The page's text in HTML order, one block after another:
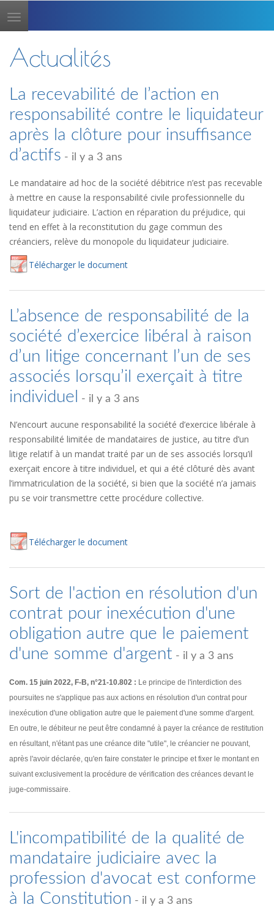
Toggle
navigation
Actualités
La recevabilité de l’action en
responsabilité contre le liquidateur
après la clôture pour insuffisance
d’actifs - il y a 3 ans
Le mandataire ad hoc de la société débitrice n’est pas recevable
à mettre en cause la responsabilité civile professionnelle du
liquidateur judiciaire. L’action en réparation du préjudice, qui
tend en effet à la reconstitution du gage commun des
créanciers, relève du monopole du liquidateur judiciaire.
Télécharger le document
L’absence de responsabilité de la
société d’exercice libéral à raison
d’un litige concernant l’un de ses
associés lorsqu’il exerçait à titre
individuel
- il y a 3 ans
N’encourt aucune responsabilité la société d’exercice libérale à
responsabilité limitée de mandataires de justice, au titre d’un
litige relatif à un mandat traité par un de ses associés lorsqu’il
exerçait encore à titre individuel, et qui a été clôturé dès avant
l’immatriculation de la société, si bien que la société n’a jamais
pu se voir transmettre cette procédure collective.
Télécharger le document
Sort de l'action en résolution d'un
contrat pour inexécution d'une
obligation autre que le paiement
d'une somme d'argent - il y a 3 ans
Com. 15 juin 2022, F-B, n°21-10.802 : Le principe de l'interdiction des
poursuites ne s'applique pas aux actions en résolution d'un contrat pour
inexécution d'une obligation autre que le paiement d'une somme d'argent.
En outre, le débiteur ne peut être condamné à payer la créance de restitution
en résultant, n'étant pas une créance dite "utile", le créancier ne pouvant,
après l'avoir déclarée, qu'en faire constater le principe et fixer le montant en
suivant exclusivement la procédure de vérification des créances devant le
juge-commissaire.
L'incompatibilité de la qualité de
mandataire judiciaire avec la
profession d'avocat est conforme
à la Constitution - il y a 3 ans